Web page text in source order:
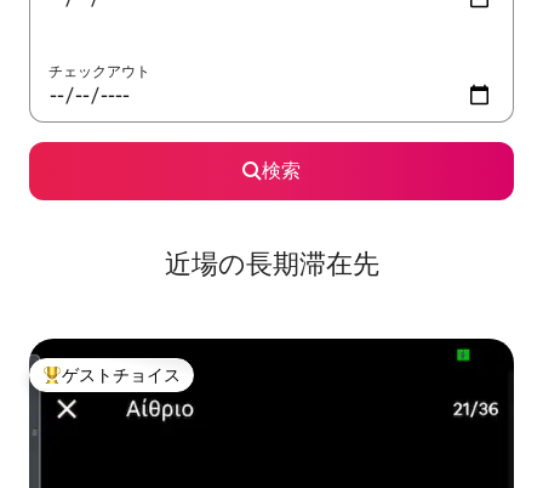
チェックアウト
検索
近場の長期滞在先
大好評のゲストチョイスです。
ゲストチョイス